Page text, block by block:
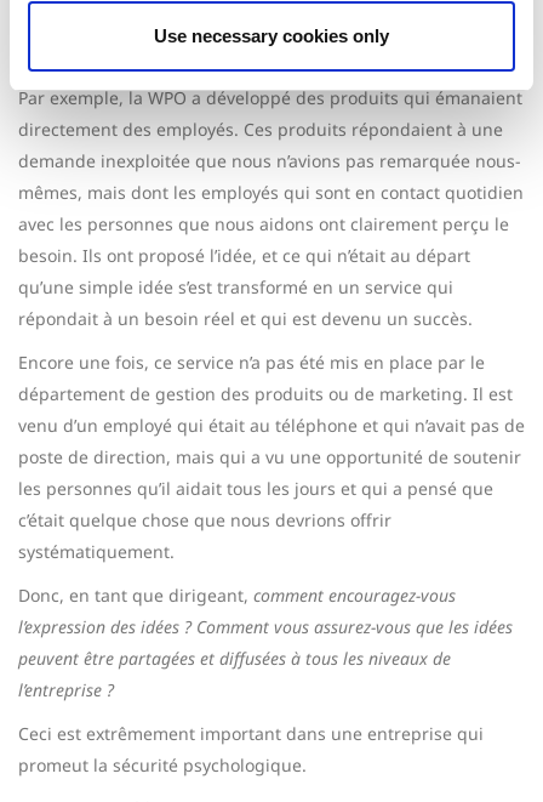
Use necessary cookies only
vue. De voir les choses d’un point de vue différent.
Par exemple, la WPO a développé des produits qui émanaient
directement des employés. Ces produits répondaient à une
demande inexploitée que nous n’avions pas remarquée nous-
mêmes, mais dont les employés qui sont en contact quotidien
avec les personnes que nous aidons ont clairement perçu le
besoin. Ils ont proposé l’idée, et ce qui n’était au départ
qu’une simple idée s’est transformé en un service qui
répondait à un besoin réel et qui est devenu un succès.
Encore une fois, ce service n’a pas été mis en place par le
département de gestion des produits ou de marketing. Il est
venu d’un employé qui était au téléphone et qui n’avait pas de
poste de direction, mais qui a vu une opportunité de soutenir
les personnes qu’il aidait tous les jours et qui a pensé que
c’était quelque chose que nous devrions offrir
systématiquement.
Donc, en tant que dirigeant, comment encouragez-vous
l’expression des idées ? Comment vous assurez-vous que les idées
peuvent être partagées et diffusées à tous les niveaux de
l’entreprise ?
Ceci est extrêmement important dans une entreprise qui
promeut la sécurité psychologique.